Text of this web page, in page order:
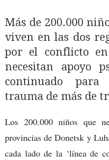
Más de 200.000
viven en las dos
por el conflicto
necesitan apoyo
continuado
trauma de más de
Los 200.000 niños que
provincias de Donetsk y
cada lado de la ‘línea de